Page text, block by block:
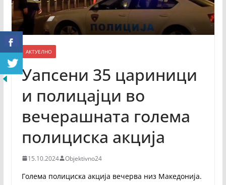
АКТУЕЛНО
Уапсени 35 цариници
и полицајци во
вечерашната голема
полициска акција
15.10.2024 Objektivno24
Голема полициска акција вечерва низ Македонија.